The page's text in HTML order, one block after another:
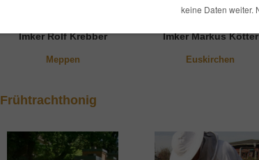
Imker Rolf Krebber
Meppen
Imker Markus Kötter
Euskirchen
Frühtrachthonig